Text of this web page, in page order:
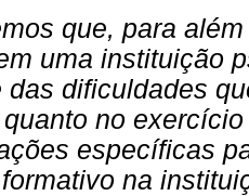
que, para
uma instituição
das dificuldades
no
específicas
na